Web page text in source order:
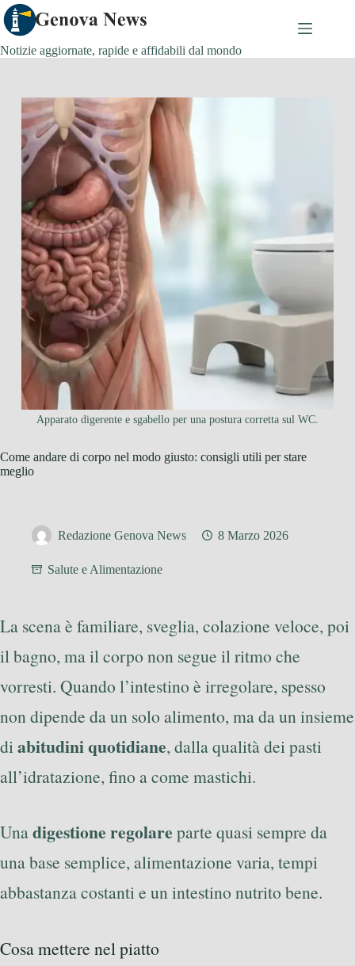
Salta
al
contenuto
Notizie aggiornate, rapide e affidabili dal mondo
Apparato digerente e sgabello per una postura corretta sul WC.
Come andare di corpo nel modo giusto: consigli utili per stare
meglio
Redazione Genova News 8 Marzo 2026
Salute e Alimentazione
La scena è familiare, sveglia, colazione veloce, poi
il bagno, ma il corpo non segue il ritmo che
vorresti. Quando l’intestino è irregolare, spesso
non dipende da un solo alimento, ma da un insieme
diabitudini quotidiane, dalla qualità dei pasti
all’idratazione, fino a come mastichi.
Unadigestione regolare parte quasi sempre da
una base semplice, alimentazione varia, tempi
abbastanza costanti e un intestino nutrito bene.
Cosa mettere nel piatto